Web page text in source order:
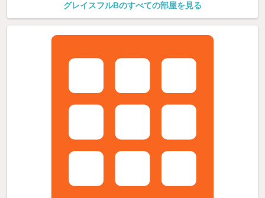
グレイスフルBのすべての部屋を見る